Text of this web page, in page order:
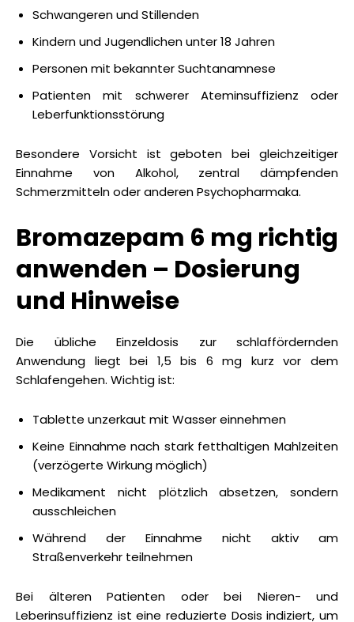
Schwangeren und Stillenden
Kindern und Jugendlichen unter 18 Jahren
Personen mit bekannter Suchtanamnese
Patienten mit schwerer Ateminsuffizienz oder
Leberfunktionsstörung
Besondere Vorsicht ist geboten bei gleichzeitiger
Einnahme von Alkohol, zentral dämpfenden
Schmerzmitteln oder anderen Psychopharmaka.
Bromazepam 6 mg richtig
anwenden – Dosierung
und Hinweise
Die übliche Einzeldosis zur schlaffördernden
Anwendung liegt bei 1,5 bis 6 mg kurz vor dem
Schlafengehen. Wichtig ist:
Tablette unzerkaut mit Wasser einnehmen
Keine Einnahme nach stark fetthaltigen Mahlzeiten
(verzögerte Wirkung möglich)
Medikament nicht plötzlich absetzen, sondern
ausschleichen
Während der Einnahme nicht aktiv am
Straßenverkehr teilnehmen
Bei älteren Patienten oder bei Nieren- und
Leberinsuffizienz ist eine reduzierte Dosis indiziert, um